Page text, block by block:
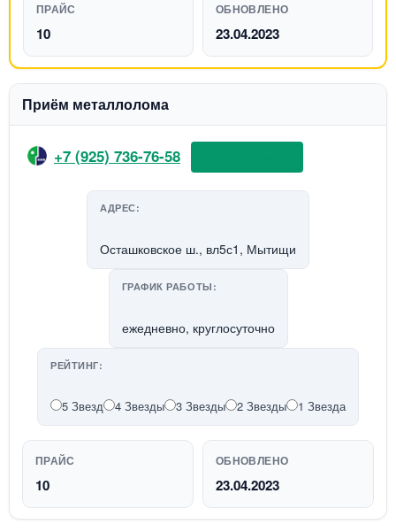
ПРАЙС
10
ОБНОВЛЕНО
23.04.2023
Приём металлолома
+7 (925) 736-76-58
АДРЕС:
Осташковское ш., вл5с1, Мытищи
ГРАФИК РАБОТЫ:
ежедневно, круглосуточно
РЕЙТИНГ:
5 Звезд 4 Звезды 3 Звезды 2 Звезды 1 Звезда
ПРАЙС
10
ОБНОВЛЕНО
23.04.2023